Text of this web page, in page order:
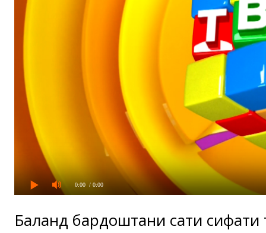
0:00 / 0:00
Баланд бардоштани сатҳи